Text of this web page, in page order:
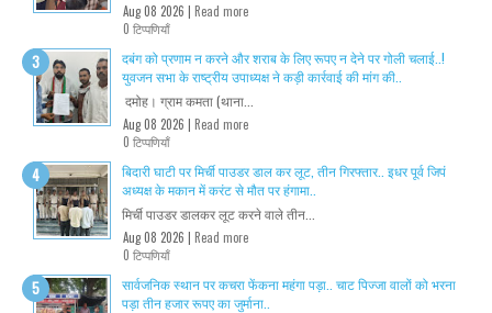
Aug 08 2026 | Read more
0 टिप्पणियाँ
दबंग को प्रणाम न करने और शराब के लिए रूपए न देने पर गोली चलाई..!
युवजन सभा के राष्ट्रीय उपाध्यक्ष ने कड़ी कार्रवाई की मांग की..
दमोह। ग्राम कमता (थाना...
Aug 08 2026 | Read more
0 टिप्पणियाँ
बिदारी घाटी पर मिर्ची पाउडर डाल कर लूट, तीन गिरफ्तार.. इधर पूर्व जिपं
अध्यक्ष के मकान में करंट से मौत पर हंगामा..
मिर्ची पाउडर डालकर लूट करने वाले तीन...
Aug 08 2026 | Read more
0 टिप्पणियाँ
सार्वजनिक स्थान पर कचरा फेंकना महंगा पड़ा.. चाट पिज्जा वालों को भरना
पड़ा तीन हजार रूपए का जुर्माना..